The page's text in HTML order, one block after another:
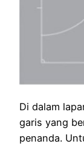
Di dalam
garis yang
penanda.